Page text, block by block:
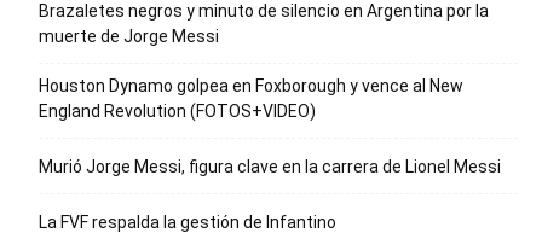
Brazaletes negros y minuto de silencio en Argentina por la
muerte de Jorge Messi
Houston Dynamo golpea en Foxborough y vence al New
England Revolution (FOTOS+VIDEO)
Murió Jorge Messi, figura clave en la carrera de Lionel Messi
La FVF respalda la gestión de Infantino